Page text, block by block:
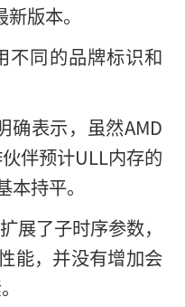
版本。
不同的品牌标识和
确表示，虽然AMD
伴预计ULL内存的
持平。
展了子时序参数，
能，并没有增加会